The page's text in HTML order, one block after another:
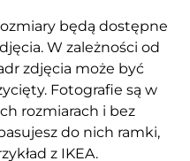
będą dostępne
W zależności od
zdjęcia może być
Fotografie są w
rozmiarach i bez
do nich ramki,
z IKEA.